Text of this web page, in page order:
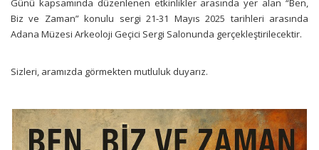
Günü kapsamında düzenlenen etkinlikler arasında yer alan “Ben,
Biz ve Zaman” konulu sergi 21-31 Mayıs 2025 tarihleri arasında
Adana Müzesi Arkeoloji Geçici Sergi Salonunda gerçekleştirilecektir.
Sizleri, aramızda görmekten mutluluk duyarız.